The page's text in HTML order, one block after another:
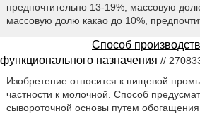
предпочтительно 13-19%, массовую
массовую долю какао до 10%,
Способ
функционального назначения //
Изобретение относится к пищевой
частности к молочной. Способ
сывороточной основы путем